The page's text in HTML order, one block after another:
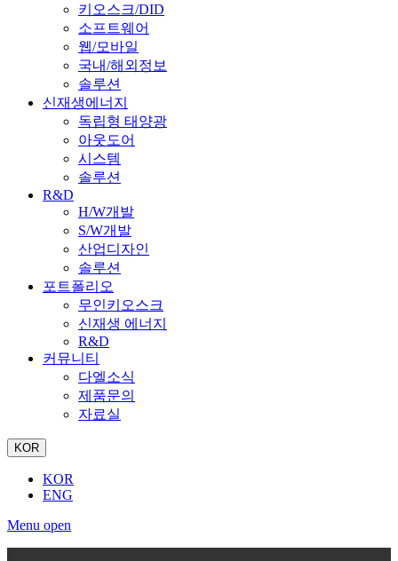
키오스크/DID
소프트웨어
웹/모바일
국내/해외정보
솔루션
신재생에너지
독립형 태양광
아웃도어
시스템
솔루션
R&D
H/W개발
S/W개발
산업디자인
솔루션
포트폴리오
무인키오스크
신재생 에너지
R&D
커뮤니티
다엘소식
제품문의
자료실
KOR
KOR
ENG
Menu open